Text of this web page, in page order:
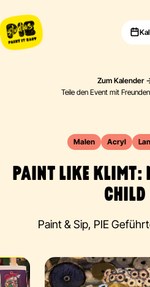
Zum Kalender
Teile den Event mit Freunden
Malen Acryl
PAINT LIKE KLIMT:
CHILD
Paint & Sip, PIE